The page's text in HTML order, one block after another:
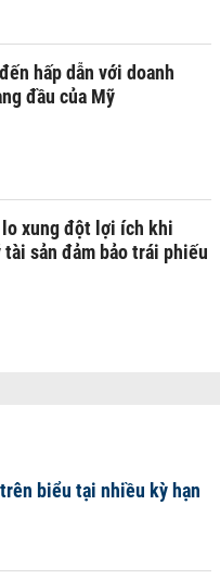
hấp dẫn với doanh
đầu của Mỹ
xung đột lợi ích khi
tài sản đảm bảo trái phiếu
biểu tại nhiều kỳ hạn